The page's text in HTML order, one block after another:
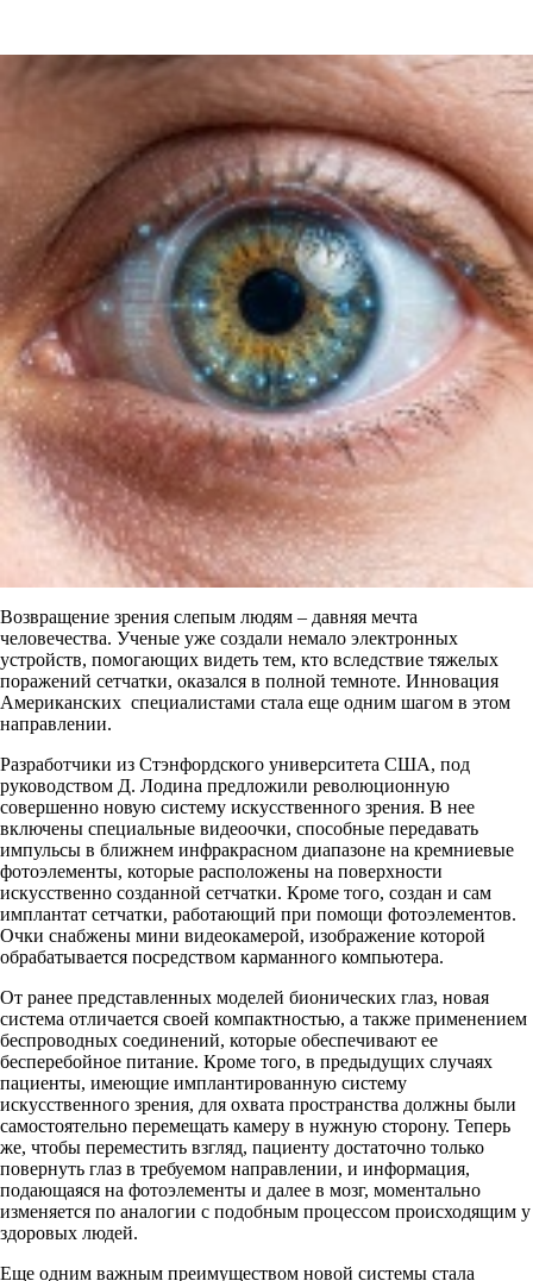
Возвращение зрения слепым людям – давняя мечта
человечества. Ученые уже создали немало электронных
устройств, помогающих видеть тем, кто вследствие тяжелых
поражений сетчатки, оказался в полной темноте. Инновация
Американских специалистами стала еще одним шагом в этом
направлении.
Разработчики из Стэнфордского университета США, под
руководством Д. Лодина предложили революционную
совершенно новую систему искусственного зрения. В нее
включены специальные видеоочки, способные передавать
импульсы в ближнем инфракрасном диапазоне на кремниевые
фотоэлементы, которые расположены на поверхности
искусственно созданной сетчатки. Кроме того, создан и сам
имплантат сетчатки, работающий при помощи фотоэлементов.
Очки снабжены мини видеокамерой, изображение которой
обрабатывается посредством карманного компьютера.
От ранее представленных моделей бионических глаз, новая
система отличается своей компактностью, а также применением
беспроводных соединений, которые обеспечивают ее
бесперебойное питание. Кроме того, в предыдущих случаях
пациенты, имеющие имплантированную систему
искусственного зрения, для охвата пространства должны были
самостоятельно перемещать камеру в нужную сторону. Теперь
же, чтобы переместить взгляд, пациенту достаточно только
повернуть глаз в требуемом направлении, и информация,
подающаяся на фотоэлементы и далее в мозг, моментально
изменяется по аналогии с подобным процессом происходящим у
здоровых людей.
Еще одним важным преимуществом новой системы стала